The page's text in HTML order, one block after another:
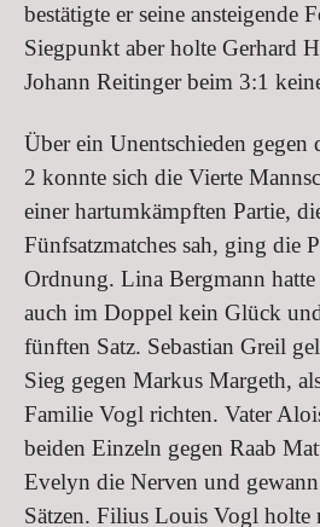
bestätigte er seine ansteigende
Siegpunkt aber holte Gerhard
Johann Reitinger beim 3:1
Über ein Unentschieden
2 konnte sich die Vierte
einer hartumkämpften Partie,
Fünfsatzmatches sah, ging die
Ordnung. Lina Bergmann
auch im Doppel kein Glück
fünften Satz. Sebastian Greil
Sieg gegen Markus Margeth,
Familie Vogl richten. Vater
beiden Einzeln gegen Raab
Evelyn die Nerven und
Sätzen. Filius Louis Vogl holte